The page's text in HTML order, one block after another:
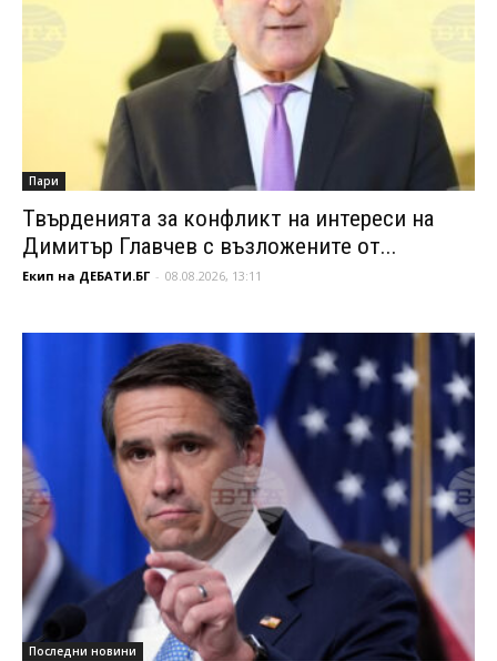
Пари
Твърденията за конфликт на интереси на
Димитър Главчев с възложените от...
Екип на ДЕБАТИ.БГ - 08.08.2026, 13:11
Последни новини